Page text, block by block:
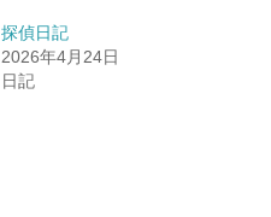
探偵日記
2026年4月24日
日記